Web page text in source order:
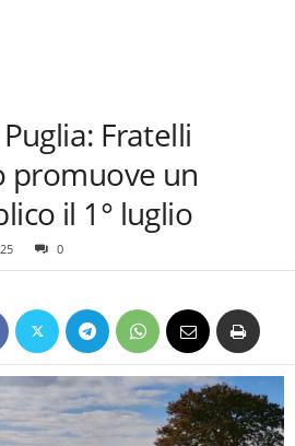
Fratelli
promuove un
il 1° luglio
0